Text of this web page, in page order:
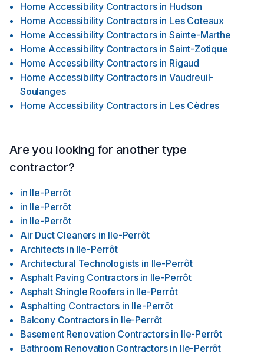
Home Accessibility Contractors in Hudson
Home Accessibility Contractors in Les Coteaux
Home Accessibility Contractors in Sainte-Marthe
Home Accessibility Contractors in Saint-Zotique
Home Accessibility Contractors in Rigaud
Home Accessibility Contractors in Vaudreuil-
Soulanges
Home Accessibility Contractors in Les Cèdres
Are you looking for another type
contractor?
in Ile-Perrôt
in Ile-Perrôt
in Ile-Perrôt
Air Duct Cleaners in Ile-Perrôt
Architects in Ile-Perrôt
Architectural Technologists in Ile-Perrôt
Asphalt Paving Contractors in Ile-Perrôt
Asphalt Shingle Roofers in Ile-Perrôt
Asphalting Contractors in Ile-Perrôt
Balcony Contractors in Ile-Perrôt
Basement Renovation Contractors in Ile-Perrôt
Bathroom Renovation Contractors in Ile-Perrôt